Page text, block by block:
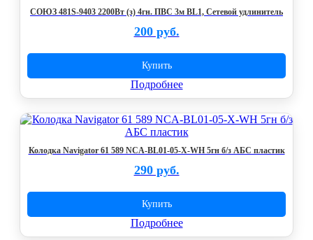
СОЮЗ 481S-9403 2200Вт (з) 4гн. ПВС 3м BL1, Сетевой удлинитель
200 руб.
Купить
Подробнее
Колодка Navigator 61 589 NCA-BL01-05-X-WH 5гн б/з АБС пластик
290 руб.
Купить
Подробнее